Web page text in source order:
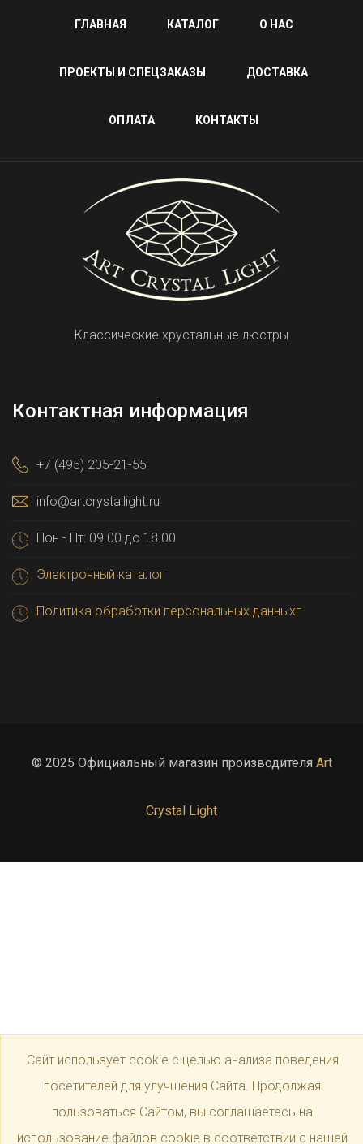
ГЛАВНАЯ КАТАЛОГ О НАС
ПРОЕКТЫ И СПЕЦЗАКАЗЫ ДОСТАВКА
ОПЛАТА КОНТАКТЫ
Классические хрустальные люстры
Контактная информация
+7 (495) 205-21-55
info@artcrystallight.ru
Пон - Пт: 09.00 до 18.00
Электронный каталог
Политика обработки персональных данныхг
© 2025 Официальный магазин производителя Art
Crystal Light
Сайт использует cookie с целью анализа поведения
посетителей для улучшения Сайта. Продолжая
пользоваться Сайтом, вы соглашаетесь на
использование файлов cookie в соответствии с нашей